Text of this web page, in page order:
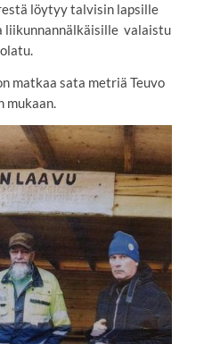
löytyy talvisin lapsille
liikunnannälkäisille valaistu
matkaa sata metriä Teuvo
mukaan.